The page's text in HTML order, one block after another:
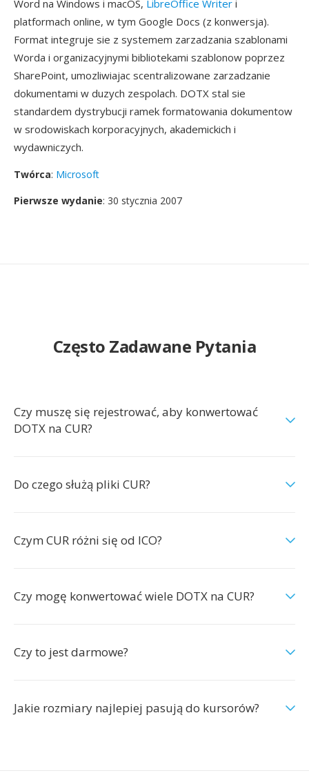
Word na Windows i macOS, LibreOffice Writer i
platformach online, w tym Google Docs (z konwersja).
Format integruje sie z systemem zarzadzania szablonami
Worda i organizacyjnymi bibliotekami szablonow poprzez
SharePoint, umozliwiajac scentralizowane zarzadzanie
dokumentami w duzych zespolach. DOTX stal sie
standardem dystrybucji ramek formatowania dokumentow
w srodowiskach korporacyjnych, akademickich i
wydawniczych.
Twórca: Microsoft
Pierwsze wydanie: 30 stycznia 2007
Często Zadawane Pytania
Czy muszę się rejestrować, aby konwertować
DOTX na CUR?
Do czego służą pliki CUR?
Czym CUR różni się od ICO?
Czy mogę konwertować wiele DOTX na CUR?
Czy to jest darmowe?
Jakie rozmiary najlepiej pasują do kursorów?